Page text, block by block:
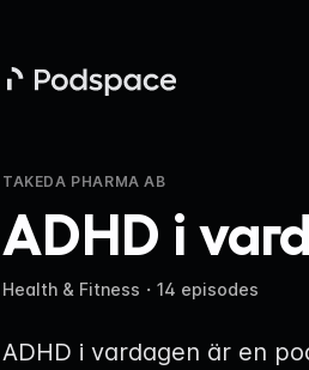
Podspace
TAKEDA PHARMA AB
ADHD i
Health & Fitness ・ 14 episodes
ADHD i vardagen är en